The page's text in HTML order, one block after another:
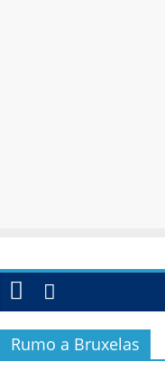
Rumo a Bruxelas